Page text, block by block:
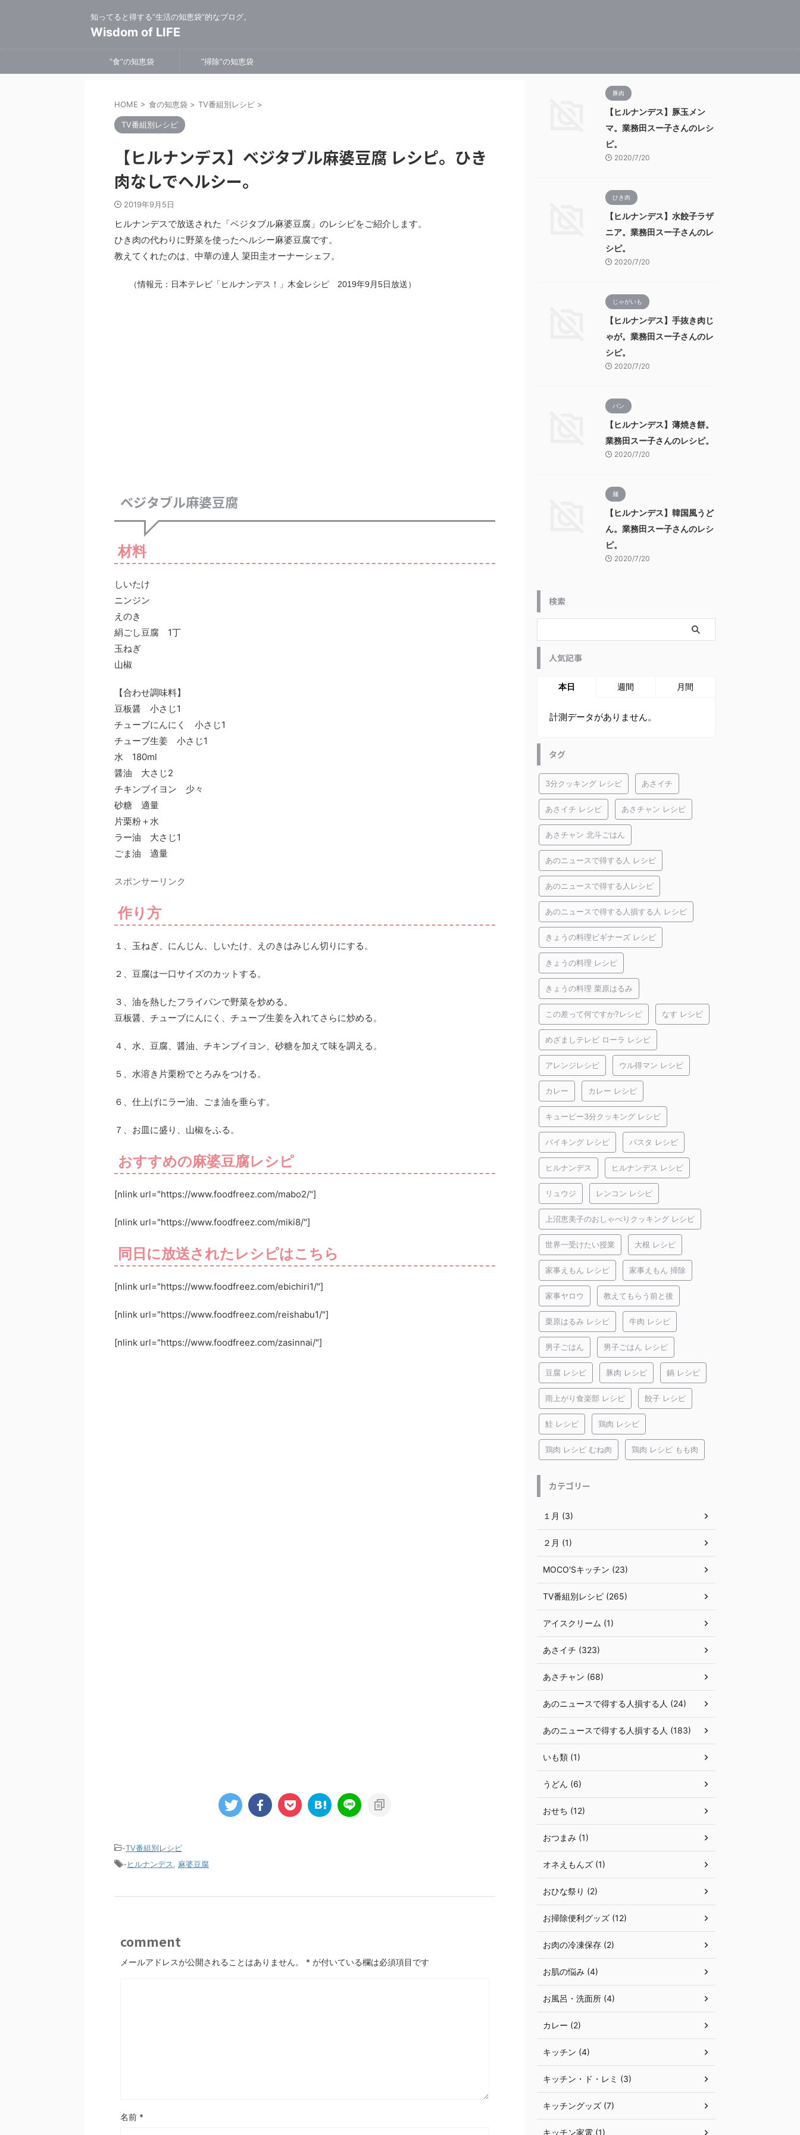
知ってると得する”生活の知恵袋”的なブログ。
Wisdom of LIFE
”食”の知恵袋 ”掃除”の知恵袋
HOME > 食の知恵袋 > TV番組別レシピ >
TV番組別レシピ
【ヒルナンデス】ベジタブル麻婆豆腐 レシピ。ひき
肉なしでヘルシー。
2019年9月5日
ヒルナンデスで放送された「ベジタブル麻婆豆腐」のレシピをご紹介します。
ひき肉の代わりに野菜を使ったヘルシー麻婆豆腐です。
教えてくれたのは、中華の達人 簗田圭オーナーシェフ。
（情報元：日本テレビ「ヒルナンデス！」木金レシピ 2019年9月5日放送）
ベジタブル麻婆豆腐
材料
しいたけ
ニンジン
えのき
絹ごし豆腐 1丁
玉ねぎ
山椒
【合わせ調味料】
豆板醤 小さじ1
チューブにんにく 小さじ1
チューブ生姜 小さじ1
水 180ml
醤油 大さじ2
チキンブイヨン 少々
砂糖 適量
片栗粉＋水
ラー油 大さじ1
ごま油 適量
スポンサーリンク
作り方
１、玉ねぎ、にんじん、しいたけ、えのきはみじん切りにする。
２、豆腐は一口サイズのカットする。
３、油を熱したフライパンで野菜を炒める。
豆板醤、チューブにんにく、チューブ生姜を入れてさらに炒める。
４、水、豆腐、醤油、チキンブイヨン、砂糖を加えて味を調える。
５、水溶き片栗粉でとろみをつける。
６、仕上げにラー油、ごま油を垂らす。
７、お皿に盛り、山椒をふる。
おすすめの麻婆豆腐レシピ
[nlink url="https://www.foodfreez.com/mabo2/"]
[nlink url="https://www.foodfreez.com/miki8/"]
同日に放送されたレシピはこちら
[nlink url="https://www.foodfreez.com/ebichiri1/"]
[nlink url="https://www.foodfreez.com/reishabu1/"]
[nlink url="https://www.foodfreez.com/zasinnai/"]
-TV番組別レシピ
-ヒルナンデス 麻婆豆腐
comment
メールアドレスが公開されることはありません。 * が付いている欄は必須項目です
名前 *
豚肉
【ヒルナンデス】豚玉メン
マ。業務田スー子さんのレシ
ピ。
2020/7/20
ひき肉
【ヒルナンデス】水餃子ラザ
ニア。業務田スー子さんのレ
シピ。
2020/7/20
じゃがいも
【ヒルナンデス】手抜き肉じ
ゃが。業務田スー子さんのレ
シピ。
2020/7/20
パン
【ヒルナンデス】薄焼き餅。
業務田スー子さんのレシピ。
2020/7/20
麺
【ヒルナンデス】韓国風うど
ん。業務田スー子さんのレシ
ピ。
2020/7/20
検索
人気記事
本日 週間 月間
計測データがありません。
タグ
3分クッキング レシピ あさイチ
あさイチ レシピ あさチャン レシピ
あさチャン 北斗ごはん
あのニュースで得する人 レシピ
あのニュースで得する人レシピ
あのニュースで得する人損する人 レシピ
きょうの料理ビギナーズ レシピ
きょうの料理 レシピ
きょうの料理 栗原はるみ
この差って何ですか?レシピ なす レシピ
めざましテレビ ローラ レシピ
アレンジレシピ ウル得マン レシピ
カレー カレー レシピ
キューピー3分クッキング レシピ
バイキング レシピ パスタ レシピ
ヒルナンデス ヒルナンデス レシピ
リュウジ レンコン レシピ
上沼恵美子のおしゃべりクッキング レシピ
世界一受けたい授業 大根 レシピ
家事えもん レシピ 家事えもん 掃除
家事ヤロウ 教えてもらう前と後
栗原はるみ レシピ 牛肉 レシピ
男子ごはん 男子ごはん レシピ
豆腐 レシピ 豚肉 レシピ 鍋 レシピ
雨上がり食楽部 レシピ 餃子 レシピ
鮭 レシピ 鶏肉 レシピ
鶏肉 レシピ むね肉 鶏肉 レシピ もも肉
カテゴリー
１月 (3)
２月 (1)
MOCO'Sキッチン (23)
TV番組別レシピ (265)
アイスクリーム (1)
あさイチ (323)
あさチャン (68)
あのニュースで得する人損する人 (24)
あのニュースで得する人損する人 (183)
いも類 (1)
うどん (6)
おせち (12)
おつまみ (1)
オネえもんズ (1)
おひな祭り (2)
お掃除便利グッズ (12)
お肉の冷凍保存 (2)
お肌の悩み (4)
お風呂・洗面所 (4)
カレー (2)
キッチン (4)
キッチン・ド・レミ (3)
キッチングッズ (7)
キッチン家電 (1)